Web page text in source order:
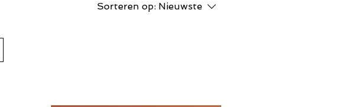
Sorteren op: Nieuwste